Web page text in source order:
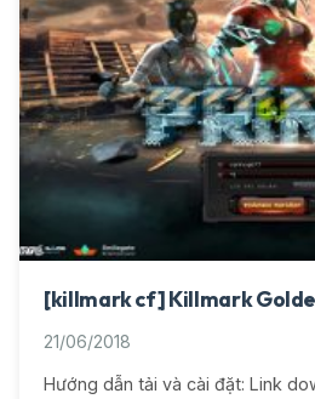
[killmark cf] Killmark
21/06/2018
Hướng dẫn tải và cài đặt: Link